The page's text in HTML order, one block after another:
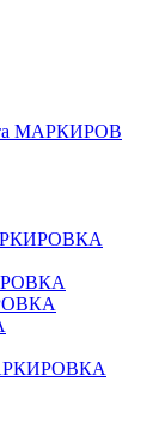
МАРКИРОВ